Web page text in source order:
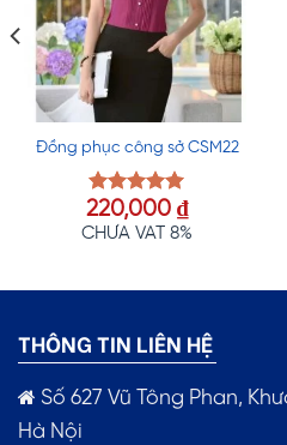
Đồng phục công sở CSM22
Được xếp
hạng5.00
220,000 ₫
CHƯA VAT 8%
THÔNG TIN LIÊN HỆ
Số 627 Vũ Tông Phan,
Hà Nội